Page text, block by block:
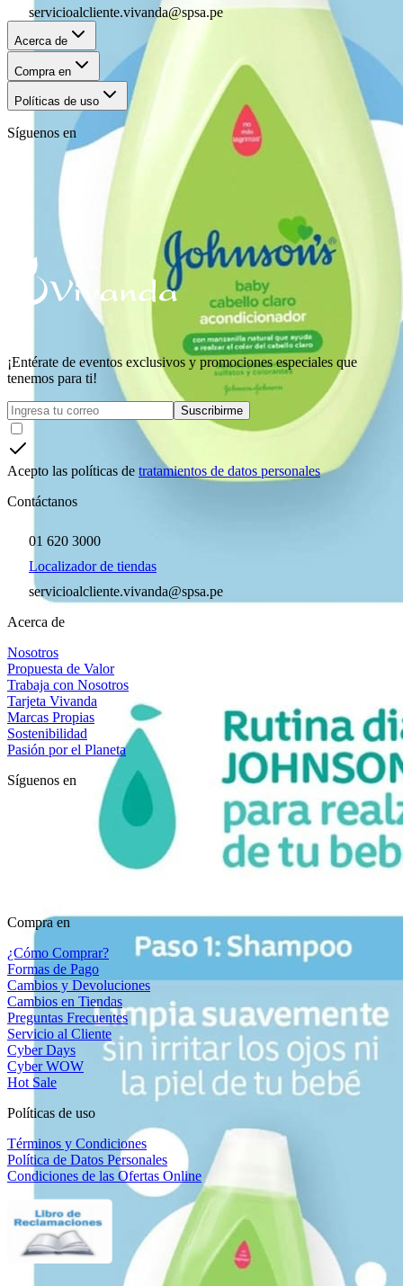
servicioalcliente.vivanda@spsa.pe
Acerca de
Compra en
Políticas de uso
Síguenos en
¡Entérate de eventos exclusivos y promociones especiales que
tenemos para ti!
Suscribirme
Acepto las políticas de tratamientos de datos personales
Contáctanos
01 620 3000
Localizador de tiendas
servicioalcliente.vivanda@spsa.pe
Acerca de
Nosotros
Propuesta de Valor
Trabaja con Nosotros
Tarjeta Vivanda
Marcas Propias
Sostenibilidad
Pasión por el Planeta
Síguenos en
Compra en
¿Cómo Comprar?
Formas de Pago
Cambios y Devoluciones
Cambios en Tiendas
Preguntas Frecuentes
Servicio al Cliente
Cyber Days
Cyber WOW
Hot Sale
Políticas de uso
Términos y Condiciones
Política de Datos Personales
Condiciones de las Ofertas Online